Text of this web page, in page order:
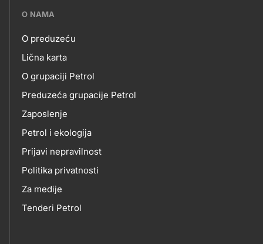
???
skupno.footer-
title???
O NAMA
O
NAMA
O preduzeću
Lična karta
O grupaciji Petrol
Preduzeća grupacije Petrol
Zaposlenje
Petrol i ekologija
Prijavi nepravilnost
Politika privatnosti
Za medije
Tenderi Petrol